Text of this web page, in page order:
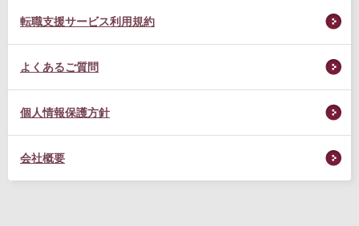
転職支援サービス利用規約
よくあるご質問
個人情報保護方針
会社概要